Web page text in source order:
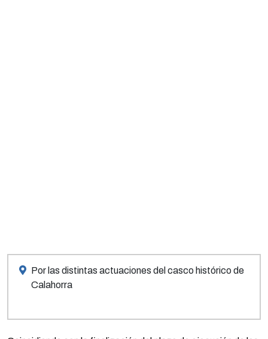
Por las distintas actuaciones del casco histórico de
Calahorra